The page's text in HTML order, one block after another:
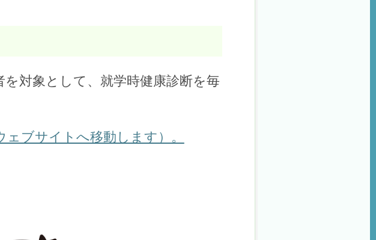
対象として、就学時健康診断を毎
ブサイトへ移動します）。